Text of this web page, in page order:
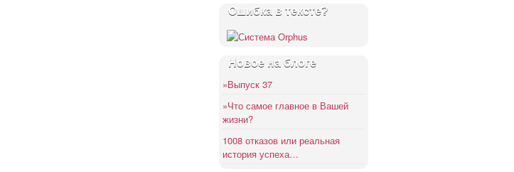
Ошибка в тексте?
Новое на блоге
»Выпуск 37
»Что самое главное в Вашей
жизни?
1008 отказов или реальная
история успеха…